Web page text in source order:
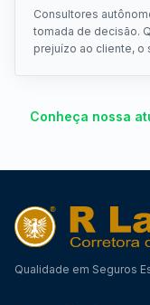
Consultores
tomada de decisão.
prejuízo ao cliente,
Conheça nossa
Qualidade em Seguros